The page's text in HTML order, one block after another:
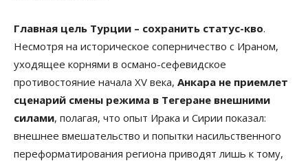
Главная цель Турции – сохранить статус-кво.
Несмотря на историческое соперничество с Ираном,
уходящее корнями в османо-сефевидское
противостояние начала XV века, Анкара не приемлет
сценарий смены режима в Тегеране внешними
силами, полагая, что опыт Ирака и Сирии показал:
внешнее вмешательство и попытки насильственного
переформатирования региона приводят лишь к тому,